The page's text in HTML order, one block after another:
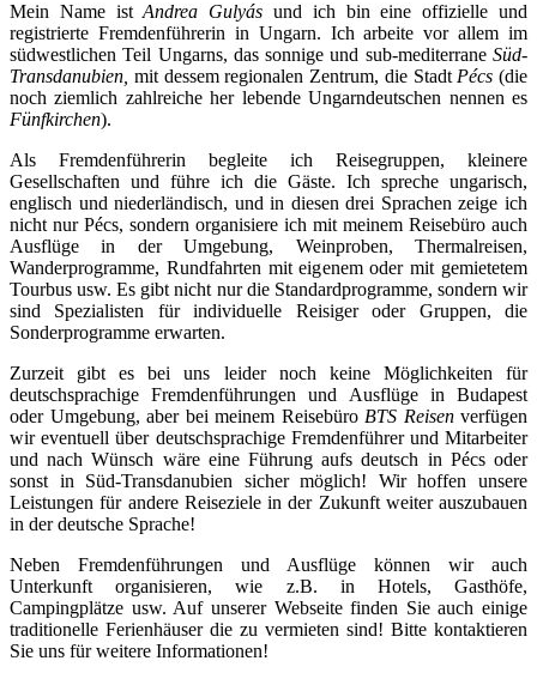
Mein Name istAndrea Gulyásund ich bin eine offizielle und
registrierte Fremdenführerin in Ungarn. Ich arbeite vor allem im
südwestlichen Teil Ungarns, das sonnige und sub-mediterrane Süd-
Transdanubien, mit dessem regionalen Zentrum, die Stadt Pécs (die
noch ziemlich zahlreiche her lebende Ungarndeutschen nennen es
Fünfkirchen).
Als Fremdenführerin begleite ich Reisegruppen, kleinere
Gesellschaften und führe ich die Gäste. Ich spreche ungarisch,
englisch und niederländisch, und in diesen drei Sprachen zeige ich
nicht nur Pécs, sondern organisiere ich mit meinem Reisebüro auch
Ausflüge in der Umgebung, Weinproben, Thermalreisen,
Wanderprogramme, Rundfahrten mit eigenem oder mit gemietetem
Tourbus usw. Es gibt nicht nur die Standardprogramme, sondern wir
sind Spezialisten für individuelle Reisiger oder Gruppen, die
Sonderprogramme erwarten.
Zurzeit gibt es bei uns leider noch keine Möglichkeiten für
deutschsprachige Fremdenführungen und Ausflüge in Budapest
oder Umgebung, aber bei meinem Reisebüro BTS Reisen verfügen
wir eventuell über deutschsprachige Fremdenführer und Mitarbeiter
und nach Wünsch wäre eine Führung aufs deutsch in Pécs oder
sonst in Süd-Transdanubien sicher möglich! Wir hoffen unsere
Leistungen für andere Reiseziele in der Zukunft weiter auszubauen
in der deutsche Sprache!
Neben Fremdenführungen und Ausflüge können wir auch
Unterkunft organisieren, wie z.B. in Hotels, Gasthöfe,
Campingplätze usw. Auf unserer Webseite finden Sie auch einige
traditionelle Ferienhäuser die zu vermieten sind! Bitte kontaktieren
Sie uns für weitere Informationen!